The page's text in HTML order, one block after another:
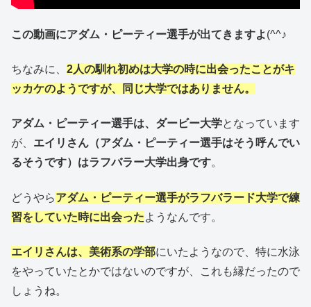
この動画にアダム・ピーティー選手が出てきますよ (^^♪
ちなみに、 2人の馴れ初めは大学の時に出会ったことがキ
ッカケのようですが、同じ大学ではありません。
アダム・ピーティー選手は、ダービー大学となっています
が、 エイリさん（アダム・ピーティー選手はそう呼んでい
るそうです）はラフバラー大学出身です。
どうやらアダム・ピーティー選手がラフバラード大学で練
習をしていた時に出会ったようなんです。
エイリさんは、美術系の学部にいたようなので、特に水泳
をやっていたとかではないのですが、これも縁だったので
しょうね。